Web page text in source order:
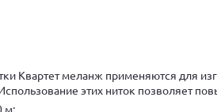
Квартет меланж применяются для
этих ниток позволяет
м;